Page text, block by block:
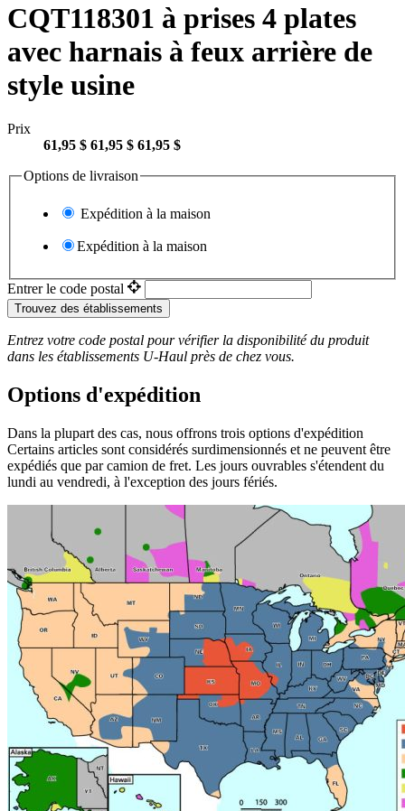
CQT118301 à prises 4 plates
avec harnais à feux arrière de
style usine
Prix
61,95 $ 61,95 $ 61,95 $
Options de livraison
Expédition à la maison
Expédition à la maison
Entrer le code postal
Trouvez des établissements
Entrez votre code postal pour vérifier la disponibilité du produit
dans les établissements U-Haul près de chez vous.
Options d'expédition
Dans la plupart des cas, nous offrons trois options d'expédition
Certains articles sont considérés surdimensionnés et ne peuvent être
expédiés que par camion de fret. Les jours ouvrables s'étendent du
lundi au vendredi, à l'exception des jours fériés.